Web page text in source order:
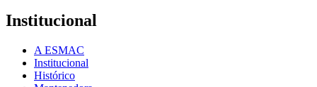
Institucional
A ESMAC
Institucional
Histórico